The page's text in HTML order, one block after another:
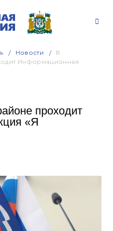
Новости
В
Информационная
проходит
«Я